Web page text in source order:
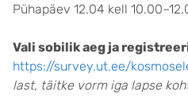
Pühapäev 12.04 kell
Vali sobilik aeg ja
https://survey.ut.ee/
last, täitke vorm iga lapse